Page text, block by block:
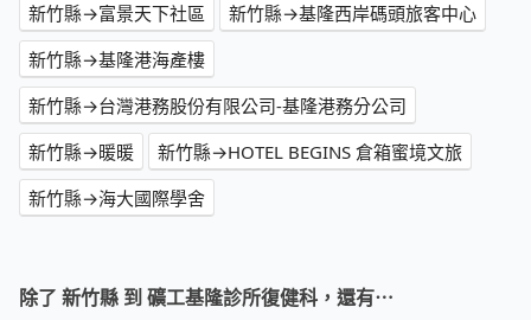
新竹縣→富景天下社區
新竹縣→基隆西岸碼頭旅客中心
新竹縣→基隆港海產樓
新竹縣→台灣港務股份有限公司-基隆港務分公司
新竹縣→暖暖
新竹縣→HOTEL BEGINS 倉箱蜜境文旅
新竹縣→海大國際學舍
除了 新竹縣 到 礦工基隆診所復健科，還有⋯